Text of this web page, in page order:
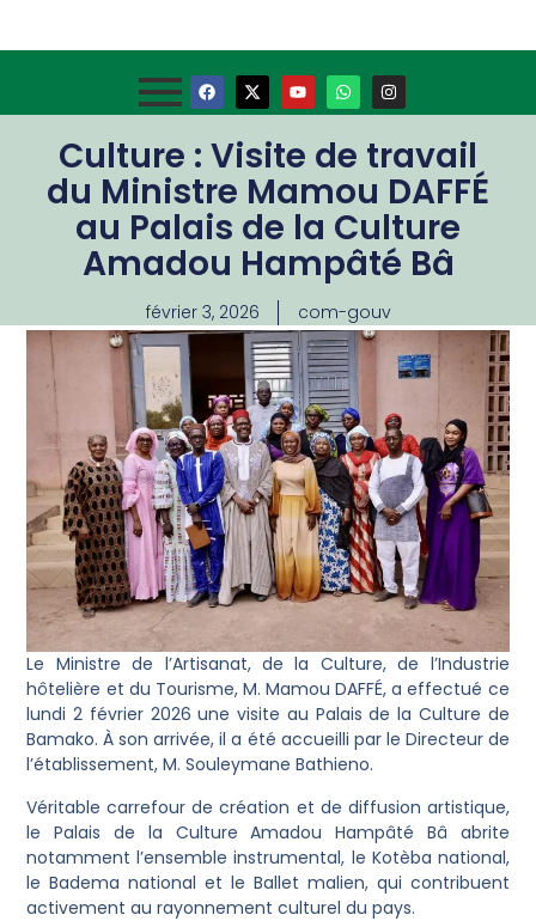
Culture : Visite de travail
du Ministre Mamou DAFFÉ
au Palais de la Culture
Amadou Hampâté Bâ
février 3, 2026 com-gouv
Le Ministre de l’Artisanat, de la Culture, de l’Industrie
hôtelière et du Tourisme, M. Mamou DAFFÉ, a effectué ce
lundi 2 février 2026 une visite au Palais de la Culture de
Bamako. À son arrivée, il a été accueilli par le Directeur de
l’établissement, M. Souleymane Bathieno.
Véritable carrefour de création et de diffusion artistique,
le Palais de la Culture Amadou Hampâté Bâ abrite
notamment l’ensemble instrumental, le Kotèba national,
le Badema national et le Ballet malien, qui contribuent
activement au rayonnement culturel du pays.